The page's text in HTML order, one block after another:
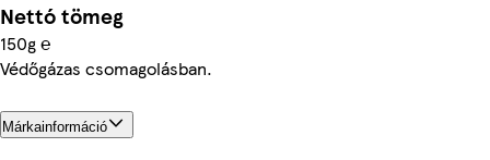
Nettó tömeg
150g ℮
Védőgázas csomagolásban.
Márkainformáció